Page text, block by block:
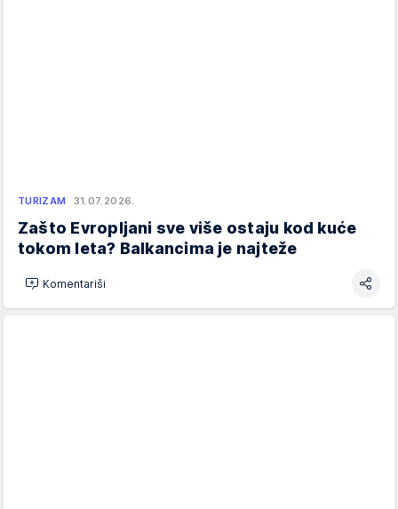
TURIZAM 31.07.2026.
Zašto Evropljani sve više ostaju kod kuće
tokom leta? Balkancima je najteže
Komentariši